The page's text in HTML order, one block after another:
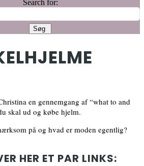
Search for:
en gennemgang af “what to and
skal ud og købe hjelm.
på og hvad er moden egentlig?
HER ET PAR LINKS: